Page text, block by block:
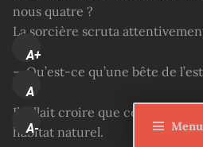
Menu
nous quatre ?
La sorcière scruta
— Qu’est-ce qu’une bête de
Il fallait croire que cette
habitat naturel.
A+
A
A-